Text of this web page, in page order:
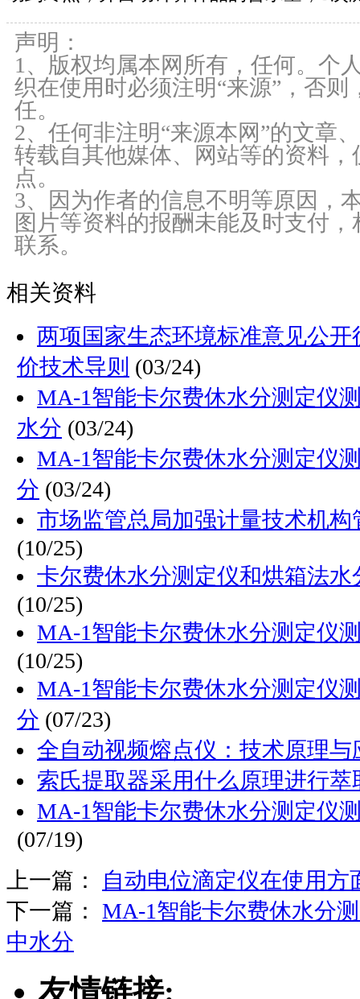
声明：
1、版权均属本网所有，任何。个
织在使用时必须注明“来源”，否
任。
2、任何非注明“来源本网”的文章
转载自其他媒体、网站等的资料
点。
3、因为作者的信息不明等原因，
图片等资料的报酬未能及时支付
联系。
相关资料
两项国家生态环境标准意见公
价技术导则 (03/24)
MA-1智能卡尔费休水分测定仪
水分 (03/24)
MA-1智能卡尔费休水分测定仪
分 (03/24)
市场监管总局加强计量技术机
(10/25)
卡尔费休水分测定仪和烘箱法
(10/25)
MA-1智能卡尔费休水分测定仪
(10/25)
MA-1智能卡尔费休水分测定仪
分 (07/23)
全自动视频熔点仪：技术原理与
索氏提取器采用什么原理进行萃
MA-1智能卡尔费休水分测定仪
(07/19)
上一篇： 自动电位滴定仪在使用方
下一篇： MA-1智能卡尔费休水分
中水分
友情链接: